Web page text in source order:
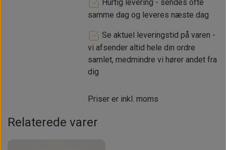
Hurtig levering - sendes ofte
samme dag og leveres næste dag
Se aktuel leveringstid på varen -
vi afsender altid hele din ordre
samlet, medmindre vi hører andet fra
dig
Priser er inkl. moms
Relaterede varer